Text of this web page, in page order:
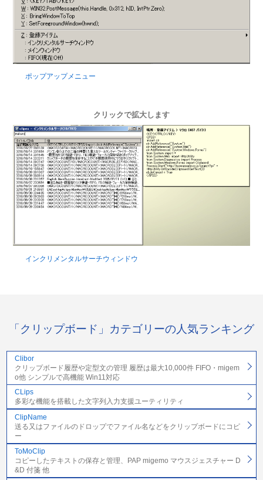
ポップアップメニュー
クリックで拡大します
インクリメンタルサーチウィンドウ
「クリップボード」カテゴリーの人気ランキング
Clibor
クリップボード履歴や定型文の管理 履歴は最大10,000件 FIFO・migem
o他 シンプルで高機能 Win11対応
CLips
多彩な機能を搭載した文字列入力支援ユーティリティ
ClipName
送る又はファイルのドロップでファイル名などをクリップボードにコピ
ー
ToMoClip
コピーしたテキストの保存と管理、PAP migemo マウスジェスチャー D
&D 付箋 他